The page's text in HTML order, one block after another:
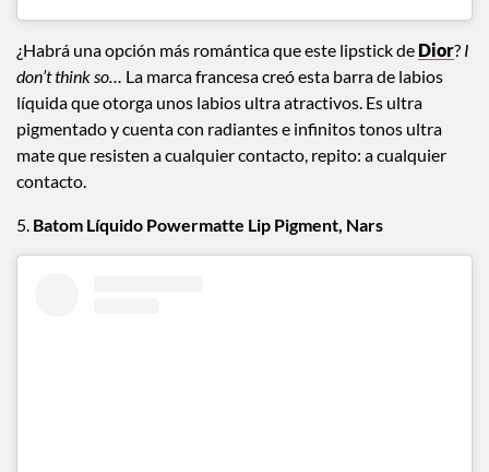
¿Habrá una opción más romántica que este lipstick de Dior? I
don’t think so… La marca francesa creó esta barra de labios
líquida que otorga unos labios ultra atractivos. Es ultra
pigmentado y cuenta con radiantes e infinitos tonos ultra
mate que resisten a cualquier contacto, repito: a cualquier
contacto.
5. Batom Líquido Powermatte Lip Pigment, Nars